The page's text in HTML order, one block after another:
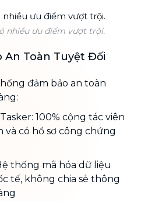
nhiều ưu điểm vượt trội.
Toàn Tuyệt Đối
đảm bảo an toàn
100% cộng tác viên
và có hồ sơ công chứng
thống mã hóa dữ liệu
tế, không chia sẻ thông